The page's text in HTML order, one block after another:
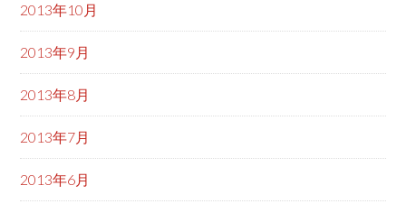
2013年10月
2013年9月
2013年8月
2013年7月
2013年6月